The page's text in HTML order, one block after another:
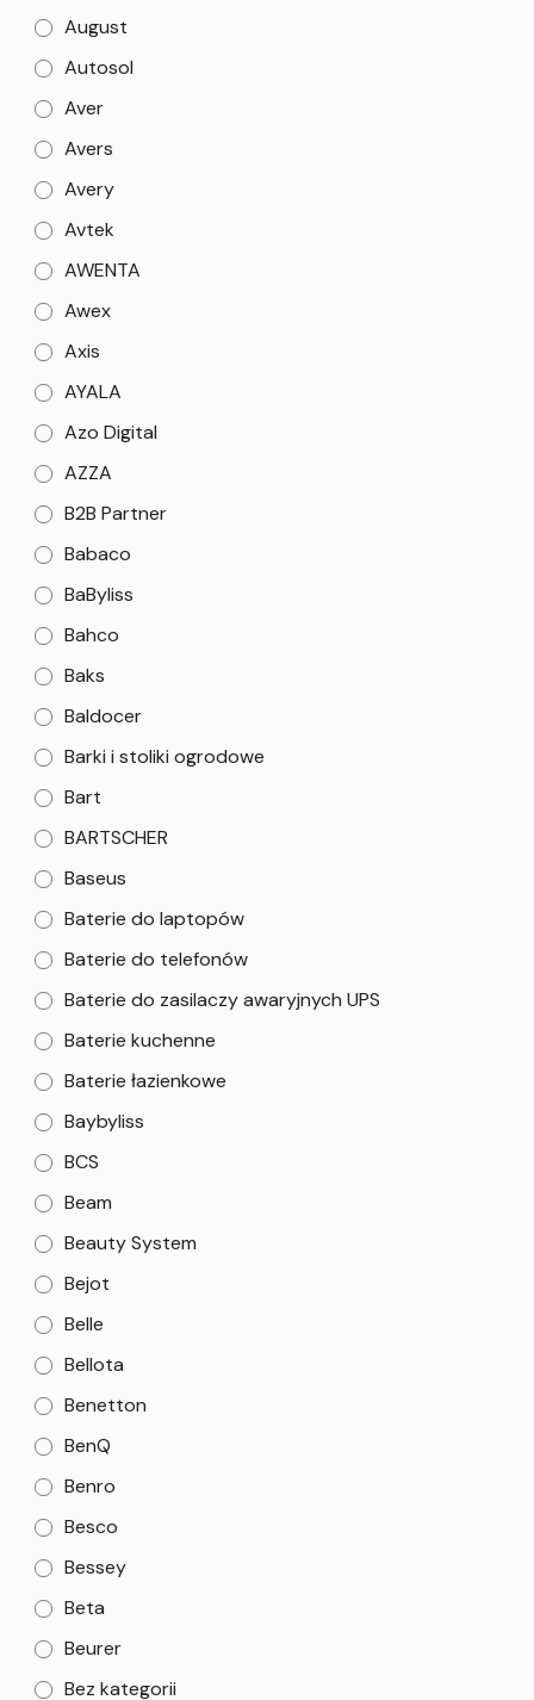
August
Autosol
Aver
Avers
Avery
Avtek
AWENTA
Awex
Axis
AYALA
Azo Digital
AZZA
B2B Partner
Babaco
BaByliss
Bahco
Baks
Baldocer
Barki i stoliki ogrodowe
Bart
BARTSCHER
Baseus
Baterie do laptopów
Baterie do telefonów
Baterie do zasilaczy awaryjnych UPS
Baterie kuchenne
Baterie łazienkowe
Baybyliss
BCS
Beam
Beauty System
Bejot
Belle
Bellota
Benetton
BenQ
Benro
Besco
Bessey
Beta
Beurer
Bez kategorii